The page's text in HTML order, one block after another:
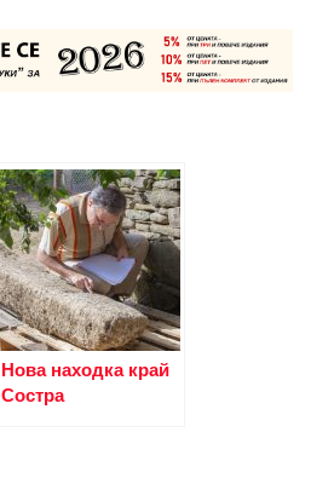
Нова находка край
Состра